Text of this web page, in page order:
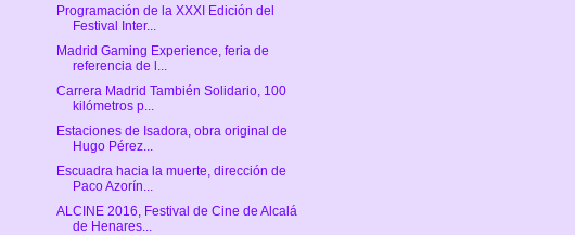
Programación de la XXXI Edición del
Festival Inter...
Madrid Gaming Experience, feria de
referencia de l...
Carrera Madrid También Solidario, 100
kilómetros p...
Estaciones de Isadora, obra original de
Hugo Pérez...
Escuadra hacia la muerte, dirección de
Paco Azorín...
ALCINE 2016, Festival de Cine de Alcalá
de Henares...